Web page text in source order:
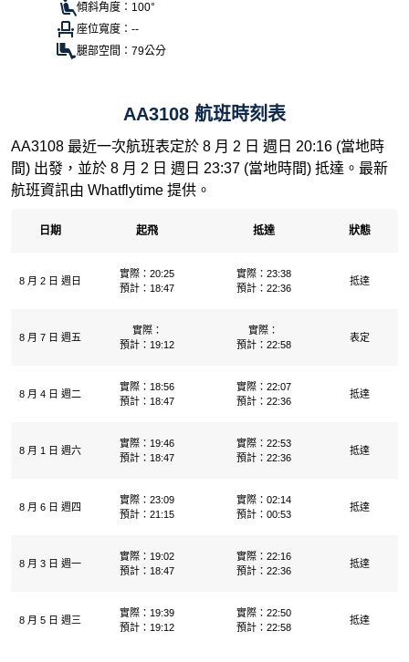
傾斜角度：100°
座位寬度：--
腿部空間：79公分
AA3108 航班時刻表
AA3108 最近一次航班表定於 8 月 2 日 週日 20:16 (當地時
間) 出發，並於 8 月 2 日 週日 23:37 (當地時間) 抵達。最新
航班資訊由 Whatflytime 提供。
日期 起飛 抵達 狀態
8 月 2 日 週日
實際：20:25
預計：18:47
實際：23:38
預計：22:36
抵達
8 月 7 日 週五
實際：
預計：19:12
實際：
預計：22:58
表定
8 月 4 日 週二
實際：18:56
預計：18:47
實際：22:07
預計：22:36
抵達
8 月 1 日 週六
實際：19:46
預計：18:47
實際：22:53
預計：22:36
抵達
8 月 6 日 週四
實際：23:09
預計：21:15
實際：02:14
預計：00:53
抵達
8 月 3 日 週一
實際：19:02
預計：18:47
實際：22:16
預計：22:36
抵達
8 月 5 日 週三
實際：19:39
預計：19:12
實際：22:50
預計：22:58
抵達